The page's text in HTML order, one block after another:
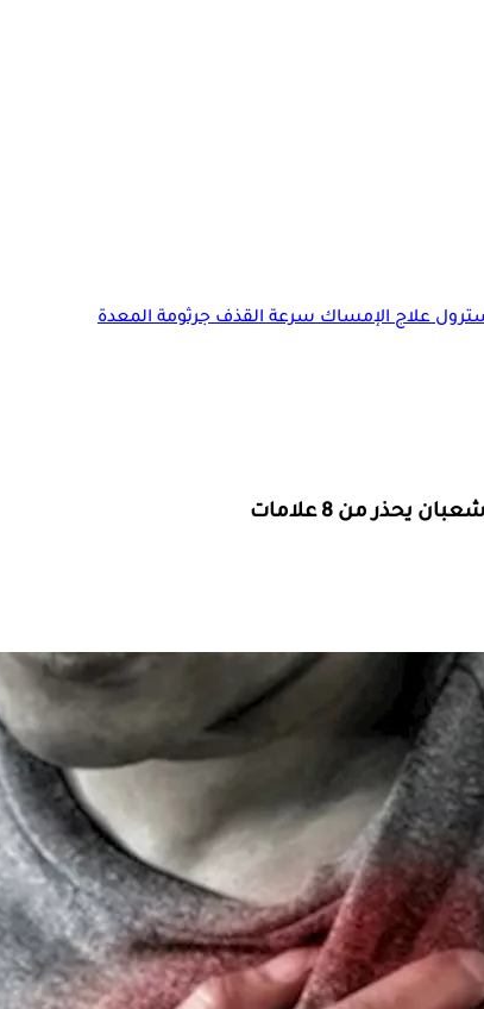
علاج الإمساكسرعة القذفجرثومة المعدة
يحذر من 8 علامات
قبل حدوثها، للإسراع في الذهاب للطبيب فور اكتشافها.